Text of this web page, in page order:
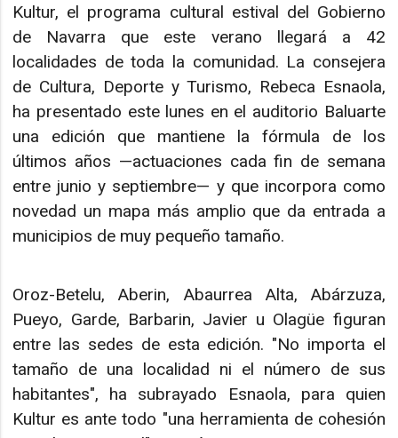
Kultur, el programa cultural estival del Gobierno
de Navarra que este verano llegará a 42
localidades de toda la comunidad. La consejera
de Cultura, Deporte y Turismo, Rebeca Esnaola,
ha presentado este lunes en el auditorio Baluarte
una edición que mantiene la fórmula de los
últimos años —actuaciones cada fin de semana
entre junio y septiembre— y que incorpora como
novedad un mapa más amplio que da entrada a
municipios de muy pequeño tamaño.
Oroz-Betelu, Aberin, Abaurrea Alta, Abárzuza,
Pueyo, Garde, Barbarin, Javier u Olagüe figuran
entre las sedes de esta edición. "No importa el
tamaño de una localidad ni el número de sus
habitantes", ha subrayado Esnaola, para quien
Kultur es ante todo "una herramienta de cohesión